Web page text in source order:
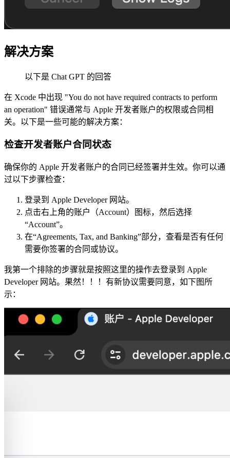
解决方案
以下是 Chat GPT 的回答
在 Xcode 中出现 "You do not have required contracts to perform
an operation" 错误通常与 Apple 开发者账户的权限或合同相
关。以下是一些可能的解决方案：
检查开发者账户合同状态
确保你的 Apple 开发者账户的合同已经签署并生效。你可以通
过以下步骤检查：
登录到 Apple Developer 网站。
点击右上角的账户（Account）图标，然后选择
“Account”。
在“Agreements, Tax, and Banking”部分，查看是否有任何
需要你签署的合同或协议。
我第一个排除的步骤就是按照这里的操作去登录到 Apple
Developer 网站。果然！！！有新协议需要同意，如下图所
示：